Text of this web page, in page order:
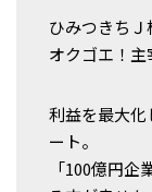
ひみつきち
オクゴエ！主
利益を最大
ート。
「100億円